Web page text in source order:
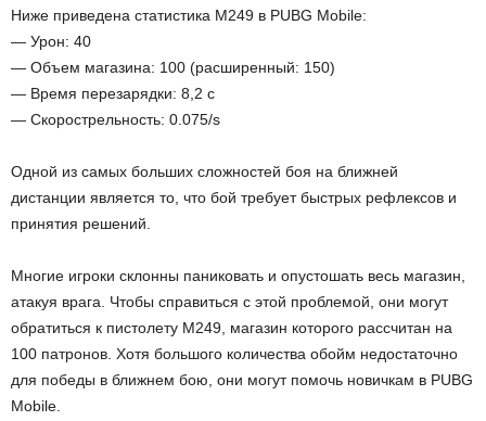
Ниже приведена статистика M249 в PUBG Mobile:
— Урон: 40
— Объем магазина: 100 (расширенный: 150)
— Время перезарядки: 8,2 с
— Скорострельность: 0.075/s
Одной из самых больших сложностей боя на ближней
дистанции является то, что бой требует быстрых рефлексов и
принятия решений.
Многие игроки склонны паниковать и опустошать весь магазин,
атакуя врага. Чтобы справиться с этой проблемой, они могут
обратиться к пистолету M249, магазин которого рассчитан на
100 патронов. Хотя большого количества обойм недостаточно
для победы в ближнем бою, они могут помочь новичкам в PUBG
Mobile.